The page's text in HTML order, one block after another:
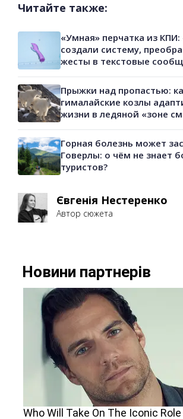
Читайте также:
«Умная» перчатка из КПИ:
создали систему,
жесты в текстовые
Прыжки над пропастью:
гималайские козлы
жизни в ледяной «зоне
Горная болезнь может
Говерлы: о чём не знает
туристов?
Євгенія Нестеренко
Автор сюжета